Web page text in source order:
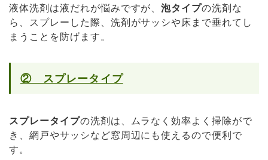
液体洗剤は液だれが悩みですが、泡タイプの洗剤な
ら、スプレーした際、洗剤がサッシや床まで垂れてし
まうことを防げます。
② スプレータイプ
スプレータイプの洗剤は、ムラなく効率よく掃除がで
き、網戸やサッシなど窓周辺にも使えるので便利で
す。